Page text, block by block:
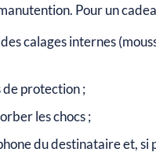
Pour un
calages internes
de protection ;
les chocs ;
du destinataire et, si